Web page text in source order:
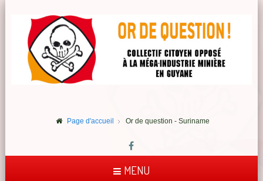
Page d'accueil Or de question - Suriname
MENU